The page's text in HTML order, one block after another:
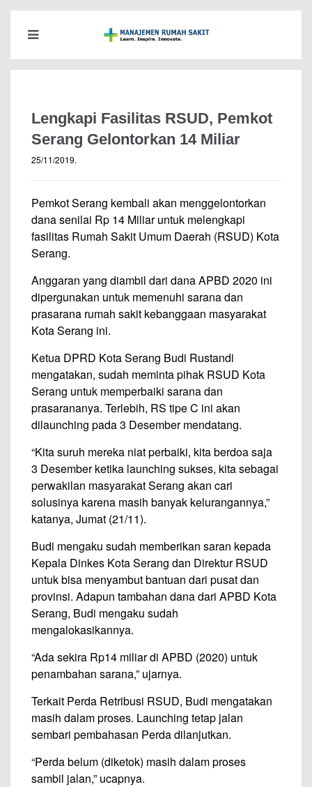
Lengkapi Fasilitas RSUD, Pemkot
Serang Gelontorkan 14 Miliar
25/11/2019.
Pemkot Serang kembali akan menggelontorkan
dana senilai Rp 14 Miliar untuk melengkapi
fasilitas Rumah Sakit Umum Daerah (RSUD) Kota
Serang.
Anggaran yang diambil dari dana APBD 2020 ini
dipergunakan untuk memenuhi sarana dan
prasarana rumah sakit kebanggaan masyarakat
Kota Serang ini.
Ketua DPRD Kota Serang Budi Rustandi
mengatakan, sudah meminta pihak RSUD Kota
Serang untuk memperbaiki sarana dan
prasarananya. Terlebih, RS tipe C ini akan
dilaunching pada 3 Desember mendatang.
“Kita suruh mereka niat perbaiki, kita berdoa saja
3 Desember ketika launching sukses, kita sebagai
perwakilan masyarakat Serang akan cari
solusinya karena masih banyak kelurangannya,”
katanya, Jumat (21/11).
Budi mengaku sudah memberikan saran kepada
Kepala Dinkes Kota Serang dan Direktur RSUD
untuk bisa menyambut bantuan dari pusat dan
provinsi. Adapun tambahan dana dari APBD Kota
Serang, Budi mengaku sudah
mengalokasikannya.
“Ada sekira Rp14 miliar di APBD (2020) untuk
penambahan sarana,” ujarnya.
Terkait Perda Retribusi RSUD, Budi mengatakan
masih dalam proses. Launching tetap jalan
sembari pembahasan Perda dilanjutkan.
“Perda belum (diketok) masih dalam proses
sambil jalan,” ucapnya.